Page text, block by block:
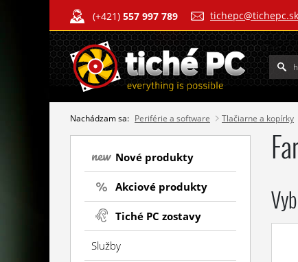
(+421) 557 997 789 tichepc@tichepc.sk
Nachádzam sa: Periférie a software Tlačiarne a kopírky
Nové produkty
Akciové produkty
Tiché PC zostavy
Služby